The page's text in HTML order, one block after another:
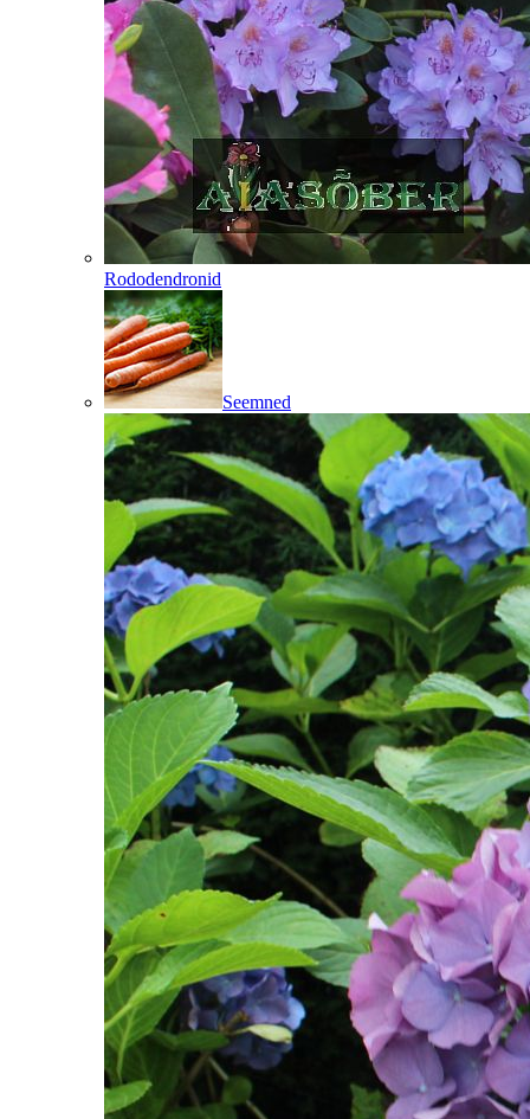
Rododendronid
Seemned